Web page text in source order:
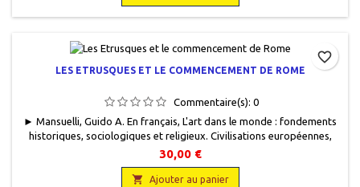
LES ETRUSQUES ET LE COMMENCEMENT DE ROME
Commentaire(s): 0
► Mansuelli, Guido A. En français, L'art dans le monde : fondements
historiques, sociologiques et religieux. Civilisations européennes,
Albin Michel, 1965, 18,5 x 23,5, 265 pages, relié, occasion. Très bon
état, toilé éditeur vert, emboitage carton illustré.
30,00 €
 Ajouter au panier
favorite_border